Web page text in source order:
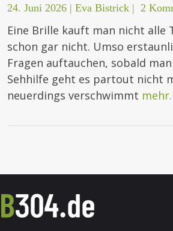
24. Juni 2026 | Eva Bistrick | 2
Eine Brille kauft man nicht alle
schon gar nicht. Umso
Fragen auftauchen, sobald
Sehhilfe geht es partout nicht
neuerdings verschwimmt